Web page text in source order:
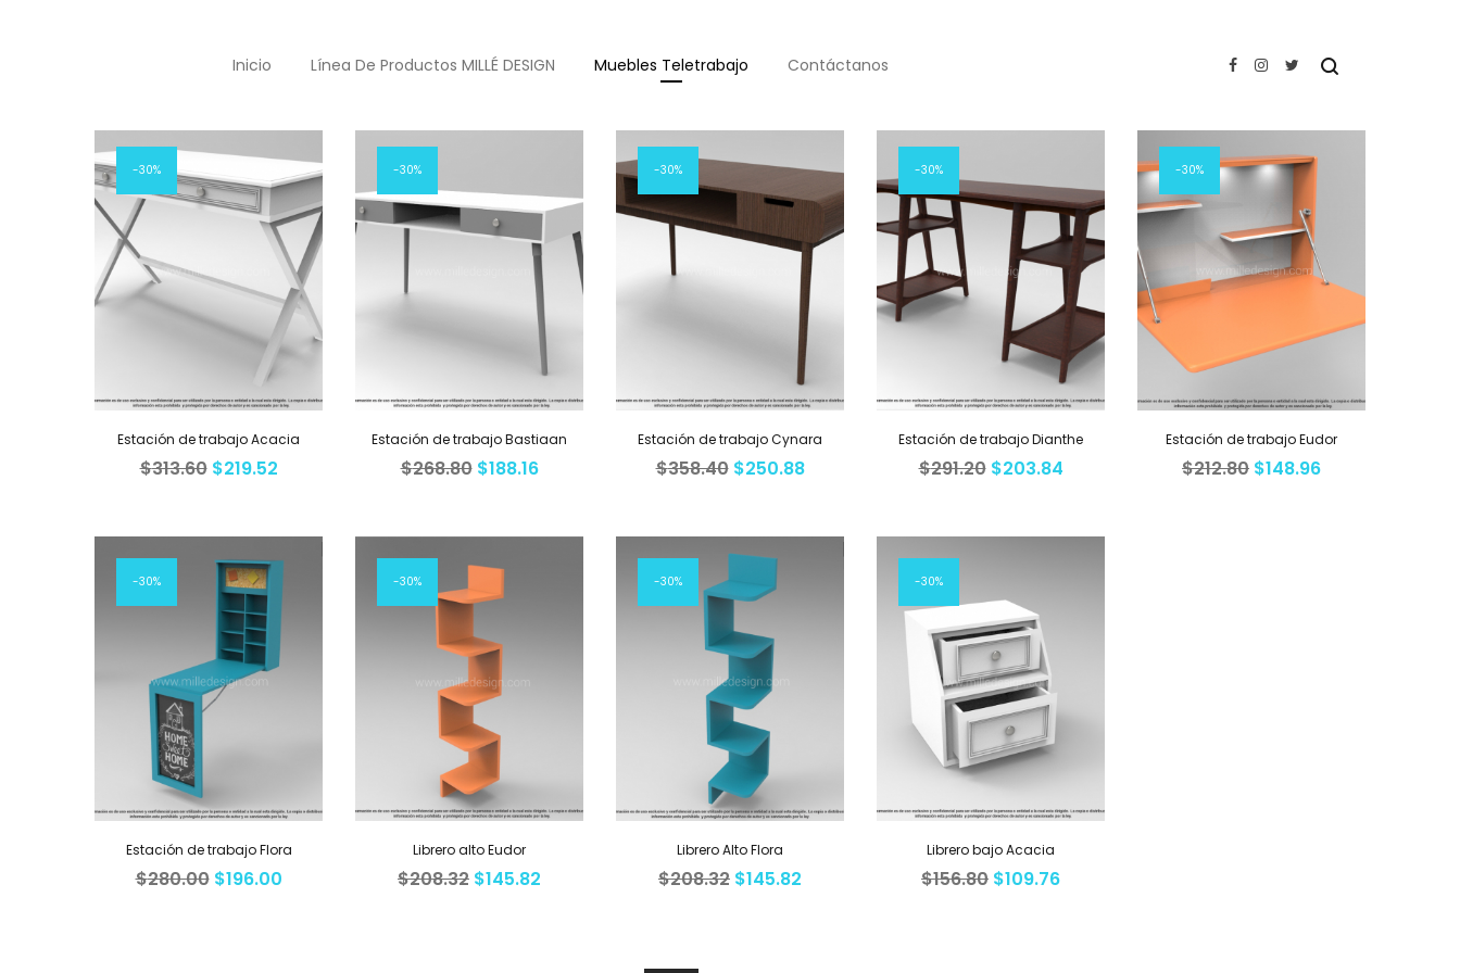
Inicio Línea De Productos MILLÉ DESIGN Muebles Teletrabajo Contáctanos
Mostrando 10–18 de 38 resultados Sort by
30%
Estación de trabajo Acacia
$313.60 $219.52
30%
Estación de trabajo Bastiaan
$268.80 $188.16
30%
Estación de trabajo Cynara
$358.40 $250.88
30%
Estación de trabajo Dianthe
$291.20 $203.84
30%
Estación de trabajo Eudor
$212.80 $148.96
30%
Estación de trabajo Flora
$280.00 $196.00
30%
Librero alto Eudor
$208.32 $145.82
30%
Librero Alto Flora
$208.32 $145.82
30%
Librero bajo Acacia
$156.80 $109.76